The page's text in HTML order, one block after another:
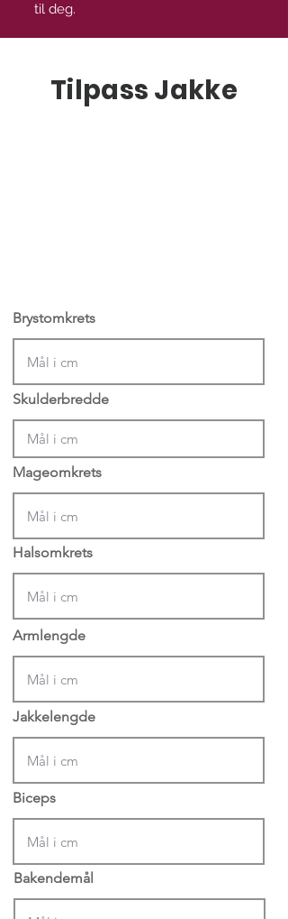
til deg.
Tilpass Jakke
Brystomkrets
Skulderbredde
Mageomkrets
Halsomkrets
Armlengde
Jakkelengde
Biceps
Bakendemål